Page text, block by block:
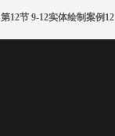
第12节 9-12实体绘制案例12